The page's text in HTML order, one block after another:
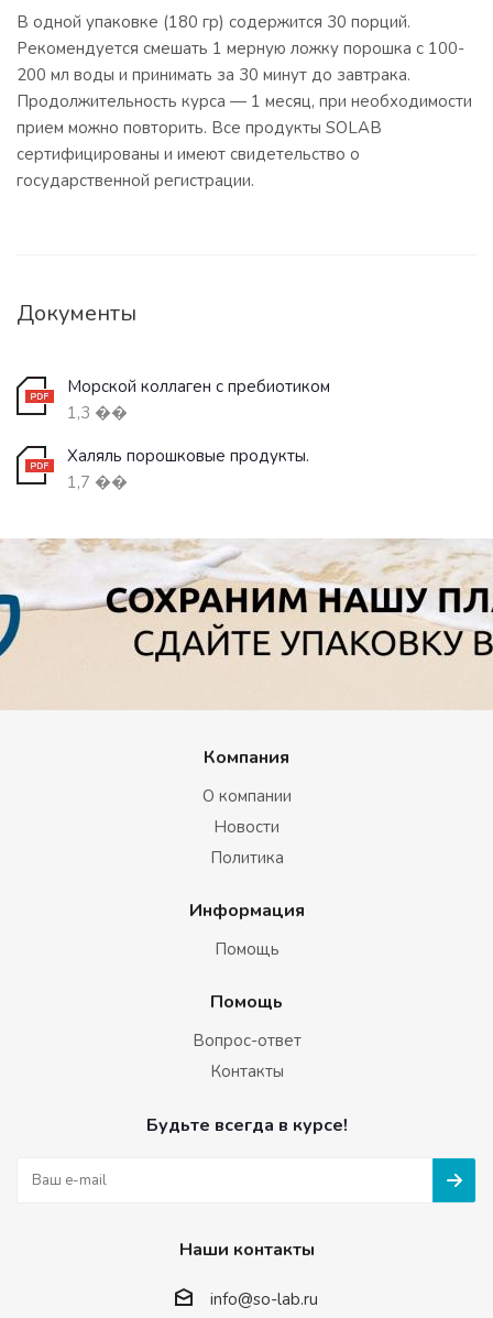
В одной упаковке (180 гр) содержится 30 порций.
Рекомендуется смешать 1 мерную ложку порошка с 100-
200 мл воды и принимать за 30 минут до завтрака.
Продолжительность курса — 1 месяц, при необходимости
прием можно повторить. Все продукты SOLAB
сертифицированы и имеют свидетельство о
государственной регистрации.
Документы
Морской коллаген с пребиотиком
1,3 ��
Халяль порошковые продукты.
1,7 ��
Компания
О компании
Новости
Политика
Информация
Помощь
Помощь
Вопрос-ответ
Контакты
Будьте всегда в курсе!
Наши контакты
info@so-lab.ru